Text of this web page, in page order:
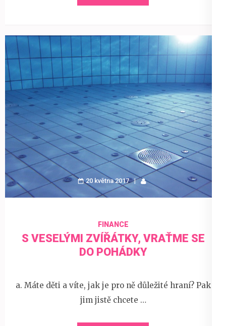
20 května 2017
FINANCE
S VESELÝMI ZVÍŘÁTKY, VRAŤME SE
DO POHÁDKY
a. Máte děti a víte, jak je pro ně důležité hraní? Pak
jim jistě chcete …